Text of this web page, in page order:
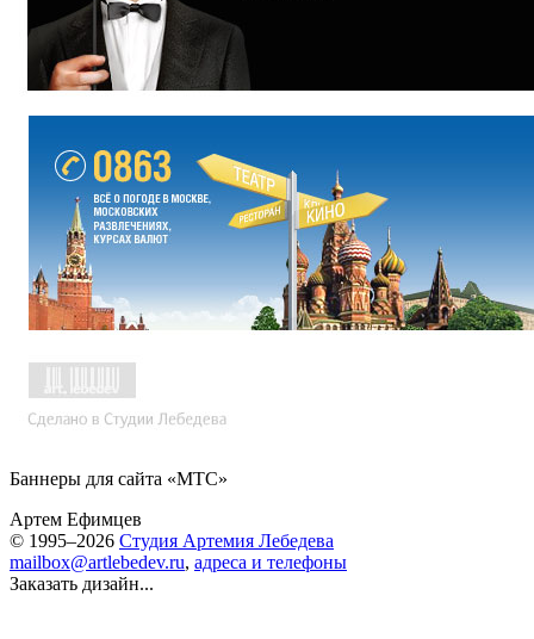
Баннеры для сайта «МТС»
Артем Ефимцев
© 1995–2026 Студия Артемия Лебедева
mailbox@artlebedev.ru, адреса и телефоны
Заказать дизайн...